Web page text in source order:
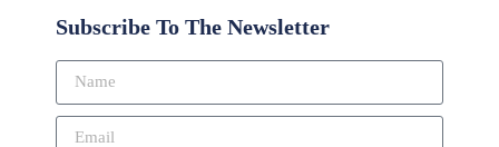
Subscribe To The Newsletter